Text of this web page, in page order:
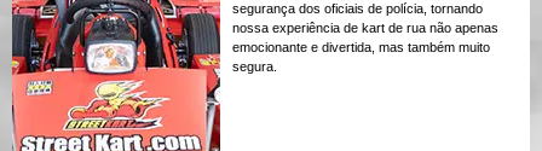
segurança dos oficiais de polícia, tornando
nossa experiência de kart de rua não apenas
emocionante e divertida, mas também muito
segura.